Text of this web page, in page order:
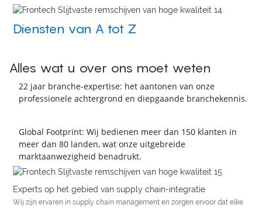
Diensten van A tot Z
Alles wat u over ons moet weten
22 jaar branche-expertise: het aantonen van onze
professionele achtergrond en diepgaande branchekennis.
Global Footprint: Wij bedienen meer dan 150 klanten in
meer dan 80 landen, wat onze uitgebreide
marktaanwezigheid benadrukt.
Experts op het gebied van supply chain-integratie
Wij zijn ervaren in supply chain management en zorgen ervoor dat elke